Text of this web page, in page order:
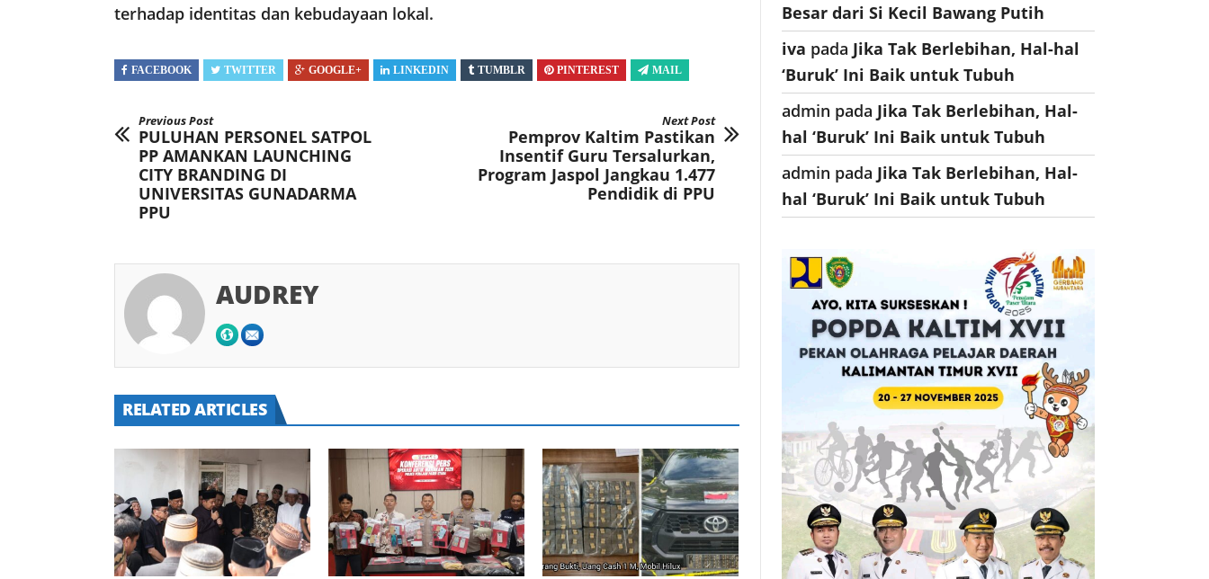
terhadap identitas dan kebudayaan lokal.
FACEBOOK TWITTER GOOGLE+ LINKEDIN TUMBLR PINTEREST MAIL
Previous Post
PULUHAN PERSONEL SATPOL
PP AMANKAN LAUNCHING
CITY BRANDING DI
UNIVERSITAS GUNADARMA
PPU
Next Post
Pemprov Kaltim Pastikan
Insentif Guru Tersalurkan,
Program Jaspol Jangkau 1.477
Pendidik di PPU
AUDREY
RELATED ARTICLES
Besar dari Si Kecil Bawang Putih
iva pada Jika Tak Berlebihan, Hal-hal
‘Buruk’ Ini Baik untuk Tubuh
admin pada Jika Tak Berlebihan, Hal-
hal ‘Buruk’ Ini Baik untuk Tubuh
admin pada Jika Tak Berlebihan, Hal-
hal ‘Buruk’ Ini Baik untuk Tubuh